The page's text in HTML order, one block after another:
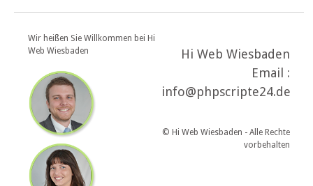
Wir heißen Sie Willkommen bei Hi
Web Wiesbaden
Hi Web Wiesbaden
Email :
info@phpscripte24.de
© Hi Web Wiesbaden - Alle Rechte
vorbehalten